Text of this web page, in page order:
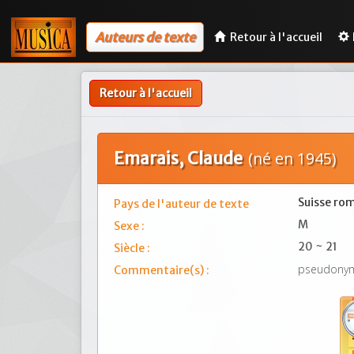
Auteurs de texte Retour à l'accueil
Retour à l'accueil
Emarais, Claude (né en 1945)
Pays de l'auteur de texte
Suisse
Sexe :
M
Siècle :
20 ~ 21
Commentaire(s) :